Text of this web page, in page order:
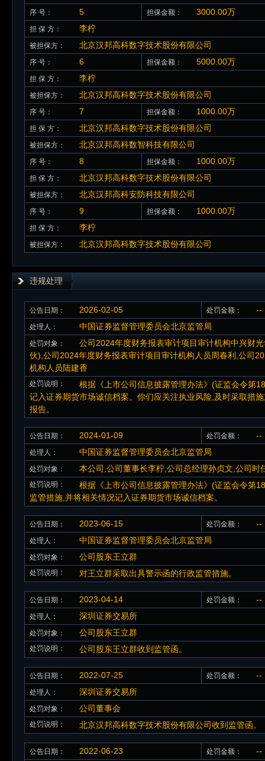
序 号： 5 担保金额： 3000.00万
担 保 方： 李柠
被担保方： 北京汉邦高科数字技术股份有限公司
序 号： 6 担保金额： 5000.00万
担 保 方： 李柠
被担保方： 北京汉邦高科数字技术股份有限公司
序 号： 7 担保金额： 1000.00万
担 保 方： 北京汉邦高科数字技术股份有限公司
被担保方： 北京汉邦高科数智科技有限公司
序 号： 8 担保金额： 1000.00万
担 保 方： 北京汉邦高科数字技术股份有限公司
被担保方： 北京汉邦高科安防科技有限公司
序 号： 9 担保金额： 1000.00万
担 保 方： 李柠
被担保方： 北京汉邦高科数字技术股份有限公司
违规处理
公告日期： 2026-02-05 处罚金额： --
处理人： 中国证券监督管理委员会北京监管局
处罚对象：
公司2024年度财务报表审计项目审计机构中兴财
伙),公司2024年度财务报表审计项目审计机构人员周春利,公司
机构人员陆建香
处罚说明：
根据《上市公司信息披露管理办法》(证监会令第
记入证券期货市场诚信档案。你们应关注执业风险,及时采取措
报告。
公告日期： 2024-01-09 处罚金额： --
处理人： 中国证券监督管理委员会北京监管局
处罚对象： 本公司,公司董事长李柠,公司总经理孙贞文,公司时
处罚说明：
根据《上市公司信息披露管理办法》(证监会令第
监管措施,并将相关情况记入证券期货市场诚信档案。
公告日期： 2023-06-15 处罚金额： --
处理人： 中国证券监督管理委员会北京监管局
处罚对象： 公司股东王立群
处罚说明： 对王立群采取出具警示函的行政监管措施。
公告日期： 2023-04-14 处罚金额： --
处理人： 深圳证券交易所
处罚对象： 公司股东王立群
处罚说明： 公司股东王立群收到监管函。
公告日期： 2022-07-25 处罚金额： --
处理人： 深圳证券交易所
处罚对象： 公司董事会
处罚说明： 北京汉邦高科数字技术股份有限公司收到监管函。
公告日期： 2022-06-23 处罚金额： --